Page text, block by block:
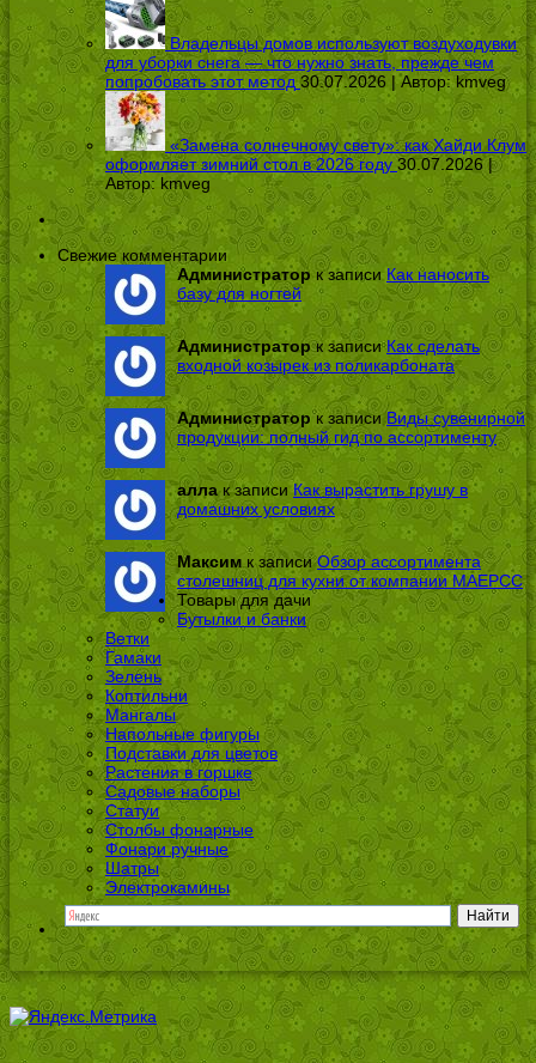
Владельцы домов используют воздуходувки
для уборки снега — что нужно знать, прежде чем
попробовать этот метод 30.07.2026 | Автор:kmveg
«Замена солнечному свету»: как Хайди Клум
оформляет зимний стол в 2026 году 30.07.2026 |
Автор: kmveg
Свежие комментарии
Администраторк записиКак наносить
базу для ногтей
Администраторк записиКак сделать
входной козырек из поликарбоната
Администраторк записиВиды сувенирной
продукции: полный гид по ассортименту
алла к записи Как вырастить грушу в
домашних условиях
Максимк записиОбзор ассортимента
столешниц для кухни от компании МАЕРСС
Товары для дачи
Бутылки и банки
Ветки
Гамаки
Зелень
Коптильни
Мангалы
Напольные фигуры
Подставки для цветов
Растения в горшке
Садовые наборы
Статуи
Столбы фонарные
Фонари ручные
Шатры
Электрокамины